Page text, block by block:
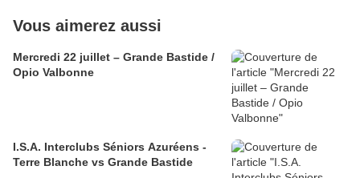
Vous aimerez aussi
Mercredi 22 juillet – Grande Bastide /
Opio Valbonne
I.S.A. Interclubs Séniors Azuréens -
Terre Blanche vs Grande Bastide